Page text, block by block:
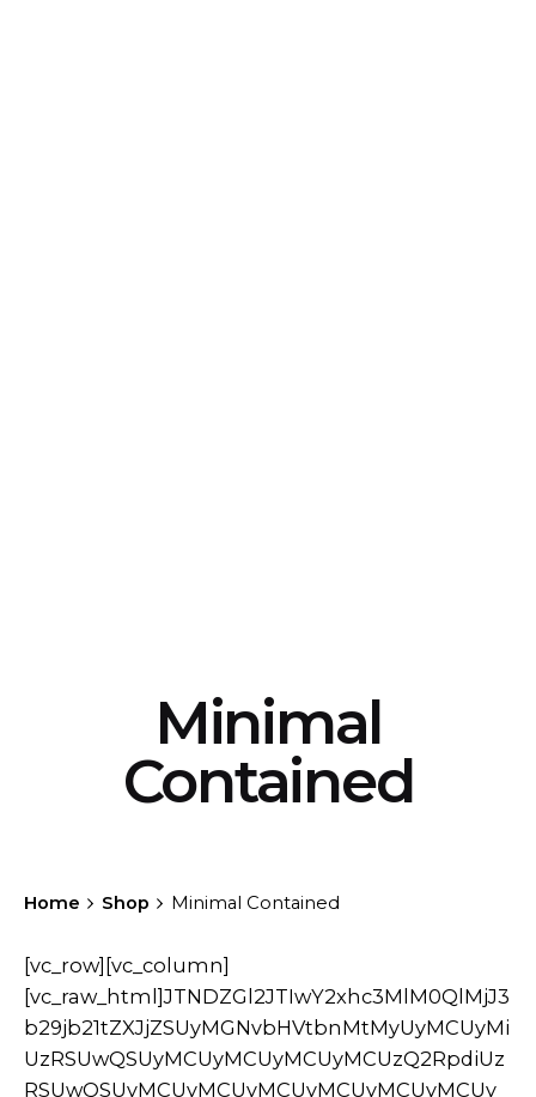
Minimal
Contained
Home Shop Minimal Contained
[vc_row][vc_column][vc_raw_html]JTNDZGl2JTIwY2xhc3MlM0QlMjJ3b29jb21tZXJjZSUyMGNvbHVtbnMtMyUyMCUyMiUzRSUwQSUyMCUyMCUyMCUyMCUzQ2RpdiUzRSUwQSUyMCUyMCUyMCUyMCUyMCUyMCUyMCUyMCUzQ3VsJTIwY2xhc3MlM0QlMjJwcm9kdWN0cyUyMHdvby1wcm9kdWN0cyUyMHZjX3JvdyUyMHdvby1wcm9kdWN0cy1zbGlkZXIlMjAtdW5saXN0JTIwbWFzb25yeSUyMiUyMGRhdGEtc2hvcC1tYXNvbnJ5JTNEJTIydHJ1ZSUyMiUyMGRhdGEtbGF6eS1jb250YWluZXIlM0QlMjJwcm9kdWN0cyUyMiUyMHN0eWxlJTNEJTIycG9zaXRpb24lM0ElMjByZWxhdGl2ZSUzQiUyMGhlaWdodCUzQSUyMDEwNjIuMzZweCUzQiUyMiUzRSUwQSUyMCUyMCUyMCUyMCUyMCUyMCUyMCUyMCUyMCUyMCUyMCUyMCUzQ2xpJTIwY2xhc3MlM0QlMjJwcm9kdWN0JTIwdHlwZS1wcm9kdWN0JTIwcG9zdC0yMDQ3NiUyMHN0YXR1cy1wdWJsaXNoJTIwZmlyc3QlMjBpbnN0b2NrJTIwcHJvZHVjdF9jYXQtY2hhaXJzJTIwcHJvZHVjdF9jYXQtZXZlcnlkYXktZXNzZW50aWFscyUyMHByb2R1Y3RfdGFnLWNyZWF0aXZlJTIwcHJvZHVjdF90YWctc2hvcCUyMHByb2R1Y3RfdGFnLXdvcmRwcmVzcyUyMGhhcy1wb3N0LXRodW1ibmFpbCUyMHNhbGUlMjBzaGlwcGluZy10YXhhYmxlJTIwcHVyY2hhc2FibGUlMjBwcm9kdWN0LXR5cGUtdmFyaWFibGUlMjBoYXMtZGVmYXVsdC1hdHRyaWJ1dGVzJTIwbWFzb25yeS1icmljayUyMiUyMGRhdGEtcHJvZHVjdC1pdGVtJTNEJTIydHJ1ZSUyMiUyMGRhdGEtbGF6eS1pdGVtJTNEJTIyJTIyJTIwZGF0YS1sYXp5LXNjb3BlJTNEJTIycHJvZHVjdHMlMjIlM0UlMEElMjAlMjAlMjAlMjAlMjAlMjAlMjAlMjAlMjAlMjAlMjAlMjAlMjAlMjAlMjAlMjAlM0NkaXYlMjBjbGFzcyUzRCUyMnByb2R1Y3QtaXRlbSUyMHByb2R1Y3QtaXRlbS1ncmlkJTIwY2FyZCUyMC10eXBlMiUyMC1jb250YWluZWQlMjAtaW1nLXNjYWxlJTIwLWxlZnQlMjIlM0UlMEElMjAlMjAlMjAlMjAlMjAlMjAlMjAlMjAlMjAlMjAlMjAlMjAlMjAlMjAlMjAlMjAlMjAlMjAlMjAlMjAlM0NkaXYlMjBjbGFzcyUzRCUyMnByb2R1Y3QtaXRlbS10aHVtYm5haWwlMjIlM0UlMEElMjAlMjAlMjAlMjAlMjAlMjAlMjAlMjAlMjAlMjAlMjAlMjAlMjAlMjAlMjAlMjAlMjAlMjAlMjAlMjAlMjAlMjAlMjAlMjAlM0NidXR0b24lMjBjbGFzcyUzRCUyMmljb24tYnV0dG9uJTIwYnV0dG9uLXF1aWNrdmlldyUyMC1mYWRlLWRvd24lMjAtdG9wJTIwLXJlc2V0LWNvbG9yJTIyJTIwZGF0YS1wcm9kdWN0LWlkJTNEJTIyMjA0NzYlMjIlM0UlMEElMjAlMjAlMjAlMjAlMjAlMjAlMjAlMjAlMjAlMjAlMjAlMjAlMjAlMjAlMjAlMjAlMjAlMjAlMjAlMjAlMjAlMjAlMjAlMjAlMjAlMjAlMjAlMjAlM0NpJTIwY2xhc3MlM0QlMjJpY29uJTIyJTNFJTBBJTIwJTIwJTIwJTIwJTIwJTIwJTIwJTIwJTIwJTIwJTIwJTIwJTIwJTIwJTIwJTIwJTIwJTIwJTIwJTIwJTIwJTIwJTIwJTIwJTIwJTIwJTIwJTIwJTIwJTIwJTIwJTIwJTNDc3ZnJTIwY2xhc3MlM0QlMjJkZWZhdWx0JTIyJTIwd2lkdGglM0QlMjIxOCUyMiUyMGhlaWdodCUzRCUyMjE4JTIyJTIwdmlld0JveCUzRCUyMjAlMjAwJTIwMTglMjAxOCUyMiUyMGZpbGwlM0QlMjJub25lJTIyJTIweG1sbnMlM0QlMjJodHRwJTNBJTJGJTJGd3d3LnczLm9yZyUyRjIwMDAlMkZzdmclMjIlM0UlMEElMjAlMjAlMjAlMjAlMjAlMjAlMjAlMjAlMjAlMjAlMjAlMjAlMjAlMjAlMjAlMjAlMjAlMjAlMjAlMjAlMjAlMjAlMjAlMjAlMjAlMjAlMjAlMjAlMjAlMjAlMjAlMjAlMjAlMjAlMjAlMjAlM0NwYXRoJTIwZCUzRCUyMk0wJTIwMlY2SDJWMkg2VjBIMkMwLjklMjAwJTIwMCUyMDAuOSUyMDAlMjAyWk0yJTIwMTJIMFYxNkMwJTIwMTcuMSUyMDAuOSUyMDE4JTIwMiUyMDE4SDZWMTZIMlYxMlpNMTYlMjAxNkgxMlYxOEgxNkMxNy4xJTIwMTglMjAxOCUyMDE3LjElMjAxOCUyMDE2VjEySDE2VjE2Wk0xNiUyMDBIMTJWMkgxNlY2SDE4VjJDMTglMjAwLjklMjAxNy4xJTIwMCUyMDE2JTIwMFolMjIlM0UlM0MlMkZwYXRoJTNFJTBBJTIwJTIwJTIwJTIwJTIwJTIwJTIwJTIwJTIwJTIwJTIwJTIwJTIwJTIwJTIwJTIwJTIwJTIwJTIwJTIwJTIwJTIwJTIwJTIwJTIwJTIwJTIwJTIwJTIwJTIwJTIwJTIwJTNDJTJGc3ZnJTNFJTBBJTIwJTIwJTIwJTIwJTIwJTIwJTIwJTIwJTIwJTIwJTIwJTIwJTIwJTIwJTIwJTIwJTIwJTIwJTIwJTIwJTIwJTIwJTIwJTIwJTIwJTIwJTIwJTIwJTNDJTJGaSUzRSUwQSUyMCUyMCUyMCUyMCUyMCUyMCUyMCUyMCUyMCUyMCUyMCUyMCUyMCUyMCUyMCUyMCUyMCUyMCUyMCUyMCUyMCUyMCUyMCUyMCUzQyUyRmJ1dHRvbiUzRSUwQSUyMCUyMCUyMCUyMCUyMCUyMCUyMCUyMCUyMCUyMCUyMCUyMCUyMCUyMCUyMCUyMCUyMCUyMCUyMCUyMCUyMCUyMCUyMCUyMCUzQ2RpdiUyMGNsYXNzJTNEJTIyYnV0dG9uLWZhdm9yaXRlcyUyMC1mYWRlLWRvd24lMjIlM0UlMEElMjAlMjAlMjAlMjAlMjAlMjAlMjAlMjAlMjAlMjAlMjAlMjAlMjAlMjAlMjAlMjAlMjAlMjAlMjAlMjAlMjAlMjAlMjAlMjAlMjAlMjAlMjAlMjAlM0NkaXYlMjBjbGFzcyUzRCUyMnlpdGgtd2N3bC1hZGQtdG8td2lzaGxpc3QlMjBhZGQtdG8td2lzaGxpc3QtMzIxJTIwd2lzaGxpc3QtZnJhZ21lbnQlMjBvbi1maXJzdC1sb2FkJTIyJTIwZGF0YS1mcmFnbWVudC1yZWYlM0QlMjIzMjElMjIlMjBkYXRhLWZyYWdtZW50LW9wdGlvbnMlM0QlMjIlMjIlM0UlM0MlMkZkaXYlM0UlMEElMjAlMjAlMjAlMjAlMjAlMjAlMjAlMjAlMjAlMjAlMjAlMjAlMjAlMjAlMjAlMjAlMjAlMjAlMjAlMjAlMjAlMjAlMjAlMjAlMjAlMjAlMjAlMjAlM0NhJTIwaHJlZiUzRCUyMiUyRiUzRmFkZF90b193aXNobGlzdCUzRDMyMSUyMiUyMGRhdGEtcHJvZHVjdC1pZCUzRCUyMjMyMSUyMiUyMGFyaWEtbGFiZWwlM0QlMjJmYXZvcml0ZXMlMjIlMjBjbGFzcyUzRCUyMmljb24tYnV0dG9uJTIwYWRkX3RvX3dpc2hsaXN0JTIwc2luZ2xlX2FkZF90b193aXNobGlzdCUyMGJ0bi13aXNobGlzdCUyMiUzRSUwQSUyMCUyMCUyMCUyMCUyMCUyMCUyMCUyMCUyMCUyMCUyMCUyMCUyMCUyMCUyMCUyMCUyMCUyMCUyMCUyMCUyMCUyMCUyMCUyMCUyMCUyMCUyMCUyMCUyMCUyMCUyMCUyMCUzQ2klMjBjbGFzcyUzRCUyMmljb24lMjIlM0UlMEElMjAlMjAlMjAlMjAlMjAlMjAlMjAlMjAlMjAlMjAlMjAlMjAlMjAlMjAlMjAlMjAlMjAlMjAlMjAlMjAlMjAlMjAlMjAlMjAlMjAlMjAlMjAlMjAlMjAlMjAlMjAlMjAlMjAlMjAlMjAlMjAlM0NzdmclMjBjbGFzcyUzRCUyMmRlZmF1bHQlMjIlMjB3aWR0aCUzRCUyMjIwJTIyJTIwaGVpZ2h0JTNEJTIyMTglMjIlMjB2aWV3Qm94JTNEJTIyMCUyMDAlMjAyMCUyMDE4JTIyJTIwZmlsbCUzRCUyMm5vbmUlMjIlMjB4bWxucyUzRCUyMmh0dHAlM0ElMkYlMkZ3d3cudzMub3JnJTJGMjAwMCUyRnN2ZyUyMiUzRSUwQSUyMCUyMCUyMCUyMCUyMCUyMCUyMCUyMCUyMCUyMCUyMCUyMCUyMCUyMCUyMCUyMCUyMCUyMCUyMCUyMCUyMCUyMCUyMCUyMCUyMCUyMCUyMCUyMCUyMCUyMCUyMCUyMCUyMCUyMCUyMCUyMCUyMCUyMCUyMCUyMCUzQ3BhdGglMjBkJTNEJTIyTTE0LjUlMjAwQzEyLjc2JTIwMCUyMDExLjA5JTIwMC43OTQ1NTElMjAxMCUyMDIuMDUwMTRDOC45MSUyMDAuNzk0NTUxJTIwNy4yNCUyMDAlMjA1LjUlMjAwQzIuNDIlMjAwJTIwMCUyMDIuMzczODQlMjAwJTIwNS4zOTUxQzAlMjA5LjEwMyUyMDMuNCUyMDEyLjEyNDMlMjA4LjU1JTIwMTYuNzE1TDEwJTIwMThMMTEuNDUlMjAxNi43MDUyQzE2LjYlMjAxMi4xMjQzJTIwMjAlMjA5LjEwMyUyMDIwJTIwNS4zOTUxQzIwJTIwMi4zNzM4NCUyMDE3LjU4JTIwMCUyMDE0LjUlMjAwWk0xMC4xJTIwMTUuMjUzNEwxMCUyMDE1LjM1MTVMOS45JTIwMTUuMjUzNEM1LjE0JTIwMTEuMDI1NiUyMDIlMjA4LjIyOTk3JTIwMiUyMDUuMzk1MUMyJTIwMy40MzMyNCUyMDMuNSUyMDEuOTYxODUlMjA1LjUlMjAxLjk2MTg1QzcuMDQlMjAxLjk2MTg1JTIwOC41NCUyMDIuOTMyOTclMjA5LjA3JTIwNC4yNzY4NEgxMC45NEMxMS40NiUyMDIuOTMyOTclMjAxMi45NiUyMDEuOTYxODUlMjAxNC41JTIwMS45NjE4NUMxNi41JTIwMS45NjE4NSUyMDE4JTIwMy40MzMyNCUyMDE4JTIwNS4zOTUxQzE4JTIwOC4yMjk5NyUyMDE0Ljg2JTIwMTEuMDI1NiUyMDEwLjElMjAxNS4yNTM0WiUyMiUzRSUzQyUyRnBhdGglM0UlMEElMjAlMjAlMjAlMjAlMjAlMjAlMjAlMjAlMjAlMjAlMjAlMjAlMjAlMjAlMjAlMjAlMjAlMjAlMjAlMjAlMjAlMjAlMjAlMjAlMjAlMjAlMjAlMjAlMjAlMjAlMjAlMjAlMjAlMjAlMjAlMjAlM0MlMkZzdmclM0UlMEElMjAlMjAlMjAlMjAlMjAlMjAlMjAlMjAlMjAlMjAlMjAlMjAlMjAlMjAlMjAlMjAlMjAlMjAlMjAlMjAlMjAlMjAlMjAlMjAlMjAlMjAlMjAlMjAlMjAlMjAlMjAlMjAlMjAlMjAlMjAlMjAlM0NzdmclMjBjbGFzcyUzRCUyMi1oaWRkZW4lMjIlMjB3aWR0aCUzRCUyMjIwJTIyJTIwaGVpZ2h0JTNEJTIyMTglMjIlMjB2aWV3Qm94JTNEJTIyMCUyMDAlMjAyMCUyMDE4JTIyJTIwZmlsbCUzRCUyMm5vbmUlMjIlMjB4bWxucyUzRCUyMmh0dHAlM0ElMkYlMkZ3d3cudzMub3JnJTJGMjAwMCUyRnN2ZyUyMiUzRSUwQSUyMCUyMCUyMCUyMCUyMCUyMCUyMCUyMCUyMCUyMCUyMCUyMCUyMCUyMCUyMCUyMCUyMCUyMCUyMCUyMCUyMCUyMCUyMCUyMCUyMCUyMCUyMCUyMCUyMCUyMCUyMCUyMCUyMCUyMCUyMCUyMCUyMCUyMCUyMCUyMCUzQ3BhdGglMjBkJTNEJTIyTTE0LjUlMjAwQzEyLjc2JTIwMCUyMDExLjA5JTIwMC43OTQ1NTElMjAxMCUyMDIuMDUwMTRDOC45MSUyMDAuNzk0NTUxJTIwNy4yNCUyMDAlMjA1LjUlMjAwQzIuNDIlMjAwJTIwMCUyMDIuMzczODQlMjAwJTIwNS4zOTUxQzAlMjA5LjEwMyUyMDMuNCUyMDEyLjEyNDMlMjA4LjU1JTIwMTYuNzE1TDEwJTIwMThMMTEuNDUlMjAxNi43MDUyQzE2LjYlMjAxMi4xMjQzJTIwMjAlMjA5LjEwMyUyMDIwJTIwNS4zOTUxQzIwJTIwMi4zNzM4NCUyMDE3LjU4JTIwMCUyMDE0LjUlMjAwWiUyMiUzRSUzQyUyRnBhdGglM0UlMEElMjAlMjAlMjAlMjAlMjAlMjAlMjAlMjAlMjAlMjAlMjAlMjAlMjAlMjAlMjAlMjAlMjAlMjAlMjAlMjAlMjAlMjAlMjAlMjAlMjAlMjAlMjAlMjAlMjAlMjAlMjAlMjAlMjAlMjAlMjAlMjAlM0MlMkZzdmclM0UlMEElMjAlMjAlMjAlMjAlMjAlMjAlMjAlMjAlMjAlMjAlMjAlMjAlMjAlMjAlMjAlMjAlMjAlMjAlMjAlMjAlMjAlMjAlMjAlMjAlMjAlMjAlMjAlMjAlMjAlMjAlMjAlMjAlM0MlMkZpJTNFJTBBJTIwJTIwJTIwJTIwJTIwJTIwJTIwJTIwJTIwJTIwJTIwJTIwJTIwJTIwJTIwJTIwJTIwJTIwJTIwJTIwJTIwJTIwJTIwJTIwJTIwJTIwJTIwJTIwJTNDJTJGYSUzRSUwQSUyMCUyMCUyMCUyMCUyMCUyMCUyMCUyMCUyMCUyMCUyMCUyMCUyMCUyMCUyMCUyMCUyMCUyMCUyMCUyMCUyMCUyMCUyMCUyMCUzQyUyRmRpdiUzRSUwQSUyMCUyMCUyMCUyMCUyMCUyMCUyMCUyMCUyMCUyMCUyMCUyMCUyMCUyMCUyMCUyMCUyMCUyMCUyMCUyMCUyMCUyMCUyMCUyMCUzQ3NwYW4lMjBjbGFzcyUzRCUyMnRhZyUyMHRhZy1zYWxlJTIyJTNFU2FsZSUzQyUyRnNwYW4lM0UlMEElMjAlMjAlMjAlMjAlMjAlMjAlMjAlMjAlMjAlMjAlMjAlMjAlMjAlMjAlMjAlMjAlMjAlMjAlMjAlMjAlMjAlMjAlMjAlMjAlM0NkaXYlMjBjbGFzcyUzRCUyMnNsaWRlciUyMC13b28tc2xpZGVyJTIyJTIwZGF0YS1jdXJzb3ItY2xhc3MlM0QlMjJjdXJzb3ItbGluayUyMGRhcmstY29sb3IlMjIlMjBkYXRhLXRpbHQlM0QlMjJ0cnVlJTIyJTIwZGF0YS10aWx0LXBlcnNwZWN0aXZlJTNEJTIyNjAwMCUyMiUzRSUwQSUyMCUyMCUyMCUyMCUyMCUyMCUyMCUyMCUyMCUyMCUyMCUyMCUyMCUyMCUyMCUyMCUyMCUyMCUyMCUyMCUyMCUyMCUyMCUyMCUyMCUyMCUyMCUyMCUzQ2ElMjBjbGFzcyUzRCUyMmltYWdlLWhvbGRlciUyMiUyMGhyZWYlM0QlMjJodHRwcyUzQSUyRiUyRm9oaW8uY2xidGhlbWVzLmNvbSUyRnByb2R1Y3QlMkZnb3N0YS1zaGFwZS1hcm1jaGFpciUyRiUyMiUzRSUwQSUyMCUyMCUyMCUyMCUyMCUyMCUyMCUyMCUyMCUyMCUyMCUyMCUyMCUyMCUyMCUyMCUyMCUyMCUyMCUyMCUyMCUyMCUyMCUyMCUyMCUyMCUyMCUyMCUyMCUyMCUyMCUyMCUzQ2ltZyUyMHdpZHRoJTNEJTIyNjAwJTIyJTIwaGVpZ2h0JTNEJTIyNjAwJTIyJTIwc3JjJTNEJTIyaHR0cHMlM0ElMkYlMkZjb2xhYnJpby5hbXMzLmNkbi5kaWdpdGFsb2NlYW5zcGFjZXMuY29tJTJGc3RhZ2UuY2xidGhlbWVzLmNvbSUyRlByb2R1Y3RJbWFnZV9fMDUyLTYwMHg2MDAuanBnJTIyJTIwY2xhc3MlM0QlMjJhdHRhY2htZW50LXdvb2NvbW1lcmNlX3RodW1ibmFpbCUyMHNpemUtd29vY29tbWVyY2VfdGh1bWJuYWlsJTIyJTIwYWx0JTNEJTIyJTIyJTIwbG9hZGluZyUzRCUyMmxhenklMjIlMjBzcmNzZXQlM0QlMjJodHRwcyUzQSUyRiUyRmNvbGFicmlvLmFtczMuY2RuLmRpZ2l0YWxvY2VhbnNwYWNlcy5jb20lMkZzdGFnZS5jbGJ0aGVtZXMuY29tJTJGUHJvZHVjdEltYWdlX18wNTItNjAweDYwMC5qcGclMjA2MDB3JTJDJTIwaHR0cHMlM0ElMkYlMkZjb2xhYnJpby5hbXMzLmNkbi5kaWdpdGFsb2NlYW5zcGFjZXMuY29tJTJGc3RhZ2UuY2xidGhlbWVzLmNvbSUyRlByb2R1Y3RJbWFnZV9fMDUyLTEwMHgxMDAuanBnJTIwMTAwdyUyQyUyMGh0dHBzJTNBJTJGJTJGY29sYWJyaW8uYW1zMy5jZG4uZGlnaXRhbG9jZWFuc3BhY2VzLmNvbSUyRnN0YWdlLmNsYnRoZW1lcy5jb20lMkZQcm9kdWN0SW1hZ2VfXzA1Mi05MDB4OTAwLmpwZyUyMDkwMHclMkMlMjBodHRwcyUzQSUyRiUyRmNvbGFicmlvLmFtczMuY2RuLmRpZ2l0YWxvY2VhbnNwYWNlcy5jb20lMkZzdGFnZS5jbGJ0aGVtZXMuY29tJTJGUHJvZHVjdEltYWdlX18wNTItMzAweDMwMC5qcGclMjAzMDB3JTJDJTIwaHR0cHMlM0ElMkYlMkZjb2xhYnJpby5hbXMzLmNkbi5kaWdpdGFsb2NlYW5zcGFjZXMuY29tJTJGc3RhZ2UuY2xidGhlbWVzLmNvbSUyRlByb2R1Y3RJbWFnZV9fMDUyLTEwMjR4MTAyNC5qcGclMjAxMDI0dyUyQyUyMGh0dHBzJTNBJTJGJTJGY29sYWJyaW8uYW1zMy5jZG4uZGlnaXRhbG9jZWFuc3BhY2VzLmNvbSUyRnN0YWdlLmNsYnRoZW1lcy5jb20lMkZQcm9kdWN0SW1hZ2VfXzA1Mi0xNTB4MTUwLmpwZyUyMDE1MHclMkMlMjBodHRwcyUzQSUyRiUyRmNvbGFicmlvLmFtczMuY2RuLmRpZ2l0YWxvY2VhbnNwYWNlcy5jb20lMkZzdGFnZS5jbGJ0aGVtZXMuY29tJTJGUHJvZHVjdEltYWdlX18wNTItNzY4eDc2OC5qcGclMjA3Njh3JTJDJTIwaHR0cHMlM0ElMkYlMkZjb2xhYnJpby5hbXMzLmNkbi5kaWdpdGFsb2NlYW5zcGFjZXMuY29tJTJGc3RhZ2UuY2xidGhlbWVzLmNvbSUyRlByb2R1Y3RJbWFnZV9fMDUyLTIwMHgyMDAuanBnJTIwMjAwdyUyQyUyMGh0dHBzJTNBJTJGJTJGY29sYWJyaW8uYW1zMy5jZG4uZGlnaXRhbG9jZWFuc3BhY2VzLmNvbSUyRnN0YWdlLmNsYnRoZW1lc